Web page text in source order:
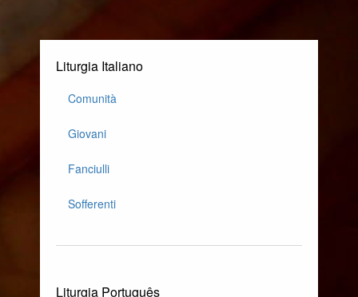
Liturgia Italiano
Comunità
Giovani
Fanciulli
Sofferenti
Liturgia Português